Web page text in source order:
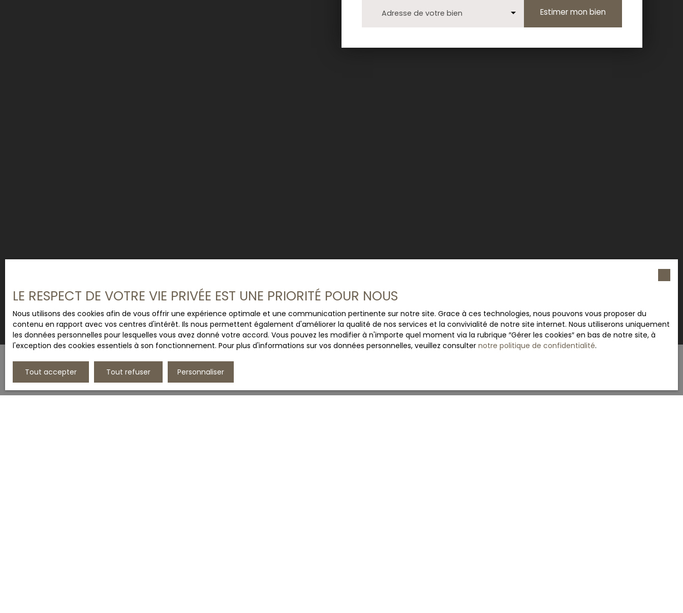
Adresse de votre bien Estimer mon bien
LE RESPECT DE VOTRE VIE PRIVÉE EST UNE PRIORITÉ POUR NOUS
Nous utilisons des cookies afin de vous offrir une expérience optimale et une communication pertinente sur notre site. Grace à ces technologies, nous pouvons vous proposer du
contenu en rapport avec vos centres d'intérêt. Ils nous permettent également d'améliorer la qualité de nos services et la convivialité de notre site internet. Nous utiliserons uniquement
les données personnelles pour lesquelles vous avez donné votre accord. Vous pouvez les modifier à n'importe quel moment via la rubrique ″Gérer les cookies″ en bas de notre site, à
l'exception des cookies essentiels à son fonctionnement. Pour plus d'informations sur vos données personnelles, veuillez consulter notre politique de confidentialité.
Tout accepter Tout refuser Personnaliser